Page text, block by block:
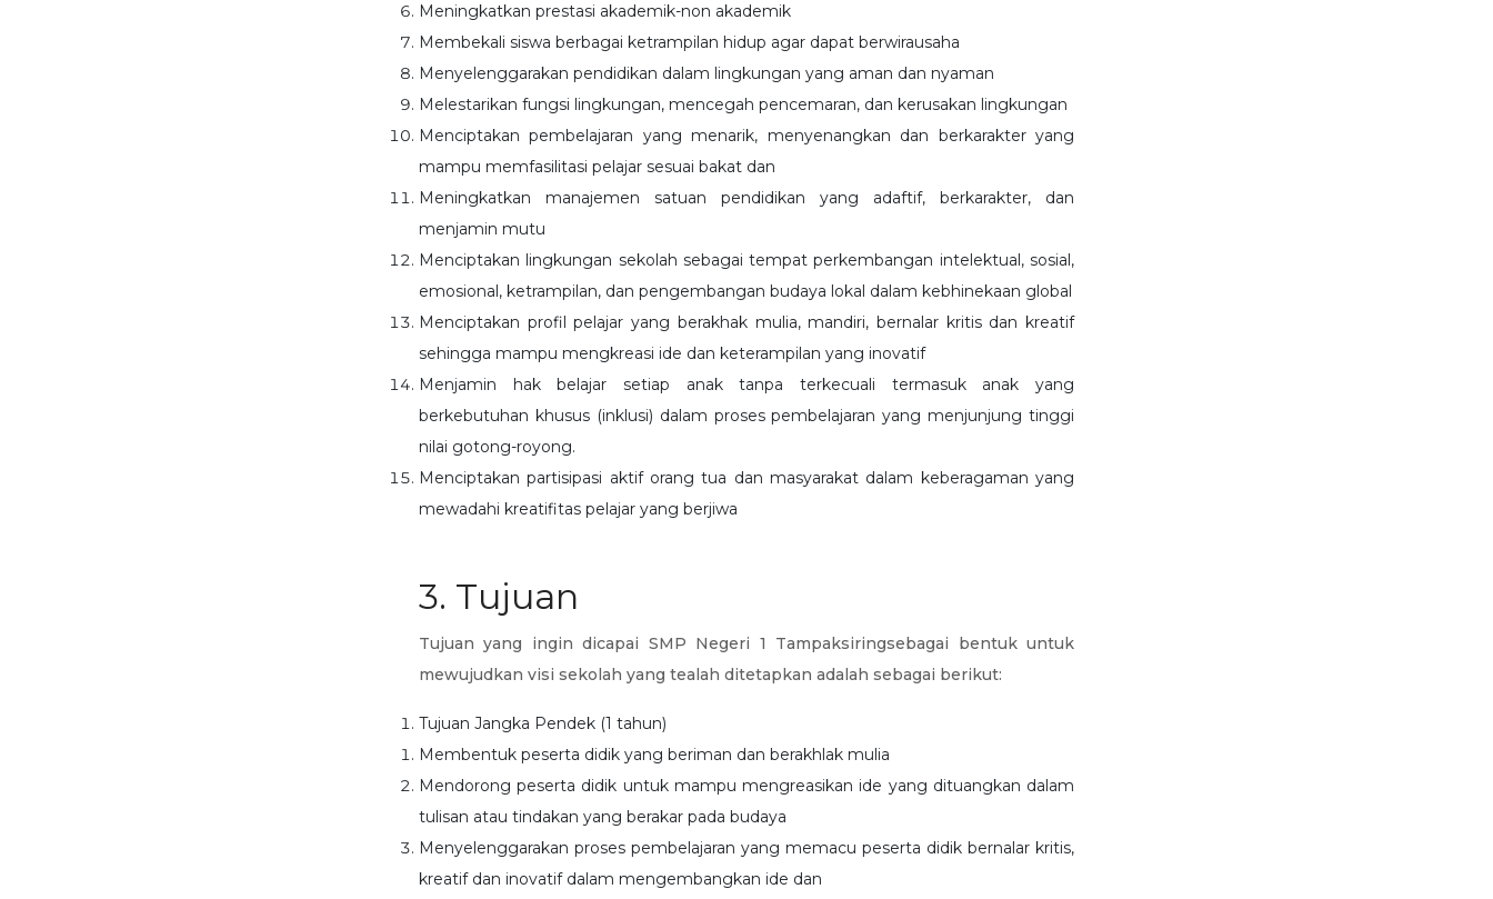
Meningkatkan prestasi akademik-non akademik
Membekali siswa berbagai ketrampilan hidup agar dapat berwirausaha
Menyelenggarakan pendidikan dalam lingkungan yang aman dan nyaman
Melestarikan fungsi lingkungan, mencegah pencemaran, dan kerusakan lingkungan
Menciptakan pembelajaran yang menarik, menyenangkan dan berkarakter yang
mampu memfasilitasi pelajar sesuai bakat dan
Meningkatkan manajemen satuan pendidikan yang adaftif, berkarakter, dan
menjamin mutu
Menciptakan lingkungan sekolah sebagai tempat perkembangan intelektual, sosial,
emosional, ketrampilan, dan pengembangan budaya lokal dalam kebhinekaan global
Menciptakan profil pelajar yang berakhak mulia, mandiri, bernalar kritis dan kreatif
sehingga mampu mengkreasi ide dan keterampilan yang inovatif
Menjamin hak belajar setiap anak tanpa terkecuali termasuk anak yang
berkebutuhan khusus (inklusi) dalam proses pembelajaran yang menjunjung tinggi
nilai gotong-royong.
Menciptakan partisipasi aktif orang tua dan masyarakat dalam keberagaman yang
mewadahi kreatifitas pelajar yang berjiwa
3. Tujuan
Tujuan yang ingin dicapai SMP Negeri 1 Tampaksiringsebagai bentuk untuk
mewujudkan visi sekolah yang tealah ditetapkan adalah sebagai berikut:
Tujuan Jangka Pendek (1 tahun)
Membentuk peserta didik yang beriman dan berakhlak mulia
Mendorong peserta didik untuk mampu mengreasikan ide yang dituangkan dalam
tulisan atau tindakan yang berakar pada budaya
Menyelenggarakan proses pembelajaran yang memacu peserta didik bernalar kritis,
kreatif dan inovatif dalam mengembangkan ide dan